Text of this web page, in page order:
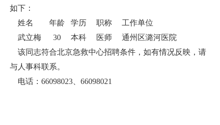
如下：
姓名 年龄 学历 职称 工作单位
武立梅 30 本科 医师 通州区潞河医院
该同志符合北京急救中心招聘条件，如有情况反映，请
与人事科联系。
电话：66098023、66098021